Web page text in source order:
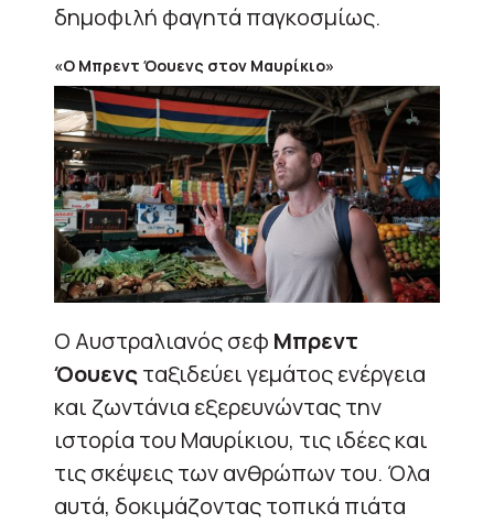
δημοφιλή φαγητά παγκοσμίως.
«Ο Μπρεντ Όουενς στον Μαυρίκιο»
Ο Αυστραλιανός σεφ Μπρεντ
Όουενςταξιδεύει γεμάτος ενέργεια
και ζωντάνια εξερευνώντας την
ιστορία του Μαυρίκιου, τις ιδέες και
τις σκέψεις των ανθρώπων του. Όλα
αυτά, δοκιμάζοντας τοπικά πιάτα